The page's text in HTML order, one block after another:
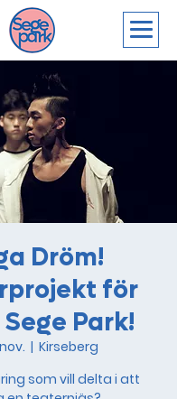
Dröm!
för
Park!
  |
Kirseberg
som vill delta i att